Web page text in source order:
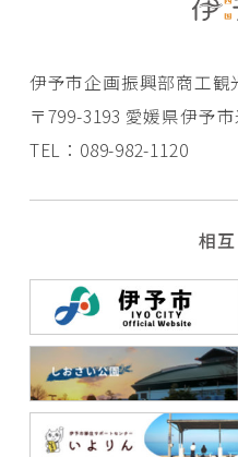
伊予市企画振興部商工観
〒799-3193 愛媛県伊予
TEL：089-982-1120
相